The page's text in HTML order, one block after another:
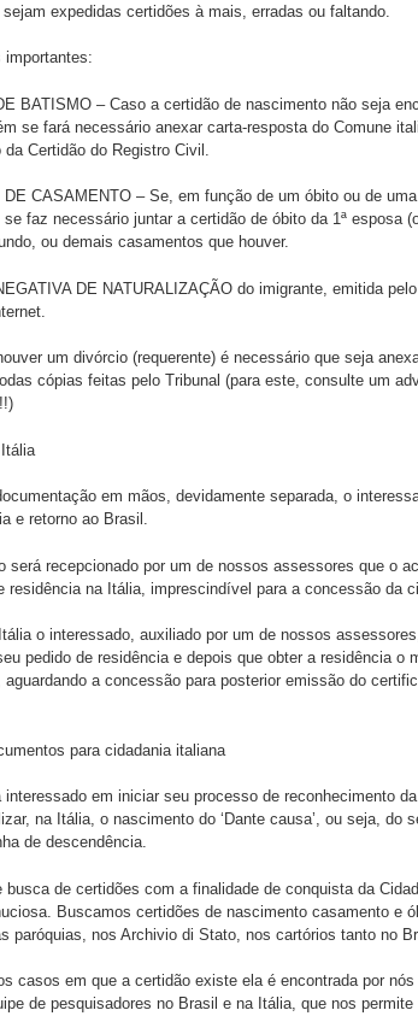
expedidas certidões à mais, erradas ou faltando.
importantes:
BATISMO – Caso a certidão de nascimento não seja
se fará necessário anexar carta-resposta do Comune
Certidão do Registro Civil.
DE CASAMENTO – Se, em função de um óbito ou de
se faz necessário juntar a certidão de óbito da 1ª esposa
ou demais casamentos que houver.
DE NATURALIZAÇÃO do imigrante, emitida
um divórcio (requerente) é necessário que seja
cópias feitas pelo Tribunal (para este, consulte um
em mãos, devidamente separada, o
e retorno ao Brasil.
será recepcionado por um de nossos assessores que o
residência na Itália, imprescindível para a concessão da
o interessado, auxiliado por um de nossos
pedido de residência e depois que obter a residência o
aguardando a concessão para posterior emissão do
para cidadania italiana
em iniciar seu processo de reconhecimento
na Itália, o nascimento do ‘Dante causa’, ou seja, do
de descendência.
busca de certidões com a finalidade de conquista da
Buscamos certidões de nascimento casamento e
paróquias, nos Archivio di Stato, nos cartórios tanto no
casos em que a certidão existe ela é encontrada por
de pesquisadores no Brasil e na Itália, que nos